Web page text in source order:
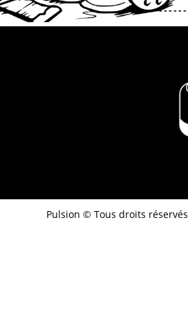
Pulsion © Tous droits réservés